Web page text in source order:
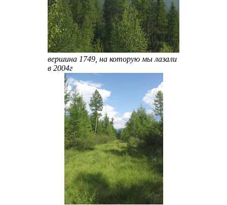
вершина 1749, на которую мы лазали
в 2004г